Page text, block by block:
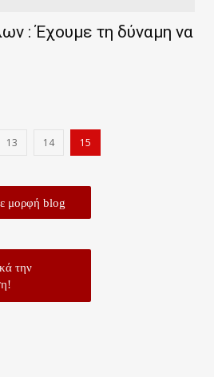
: Έχουμε τη δύναμη να
13 14 15
μορφή blog
την